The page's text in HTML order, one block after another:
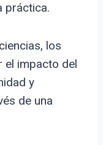
práctica.
los
el impacto del
y
de una